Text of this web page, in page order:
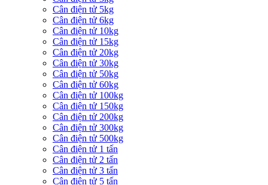
Cân điện tử 5kg
Cân điện tử 6kg
Cân điện tử 10kg
Cân điện tử 15kg
Cân điện tử 20kg
Cân điện tử 30kg
Cân điện tử 50kg
Cân điện tử 60kg
Cân điện tử 100kg
Cân điện tử 150kg
Cân điện tử 200kg
Cân điện tử 300kg
Cân điện tử 500kg
Cân điện tử 1 tấn
Cân điện tử 2 tấn
Cân điện tử 3 tấn
Cân điện tử 5 tấn